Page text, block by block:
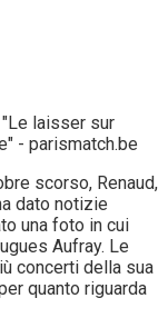
scorso, Renaud,
dato notizie
una foto in cui
Aufray. Le
concerti della sua
quanto riguarda